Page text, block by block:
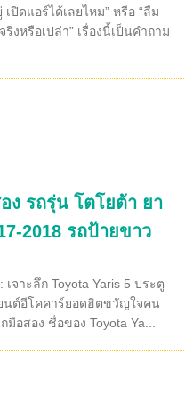
เปิดแอร์ได้เลยไหม” หรือ “ลืม
งหรือเปล่า” เรื่องนี้เป็นคำถาม
ง รถรุ่น โตโยต้า ยา
2018 รถป้ายขาว
จาะลึก Toyota Yaris 5 ประตู
นต์อีโคคาร์ยอดฮิตขวัญใจคน
อสอง ชื่อของ Toyota Ya...